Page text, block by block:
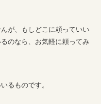
が、もしどこに頼っていい
のなら、お気軽に頼ってみ
るものです。